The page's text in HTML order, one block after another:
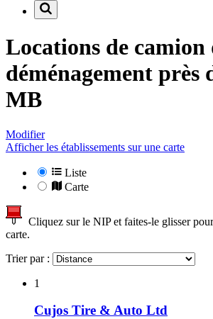
Locations de camion
déménagement près
MB
Modifier
Afficher les établissements sur une carte
Liste
Carte
Cliquez sur le NIP et faites-le glisser
carte.
Trier par :
1
Cujos Tire & Auto Ltd